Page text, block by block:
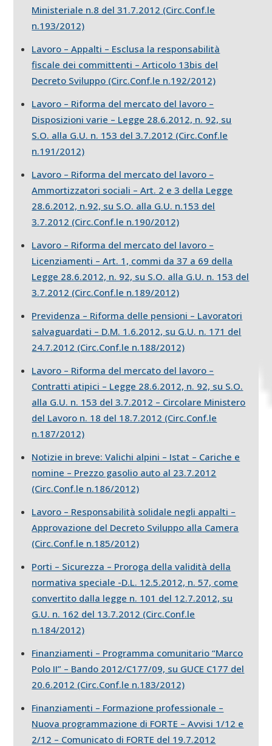
Ministeriale n.8 del 31.7.2012 (Circ.Conf.le
n.193/2012)
Lavoro – Appalti – Esclusa la responsabilità
fiscale dei committenti – Articolo 13bis del
Decreto Sviluppo (Circ.Conf.le n.192/2012)
Lavoro – Riforma del mercato del lavoro –
Disposizioni varie – Legge 28.6.2012, n. 92, su
S.O. alla G.U. n. 153 del 3.7.2012 (Circ.Conf.le
n.191/2012)
Lavoro – Riforma del mercato del lavoro –
Ammortizzatori sociali – Art. 2 e 3 della Legge
28.6.2012, n.92, su S.O. alla G.U. n.153 del
3.7.2012 (Circ.Conf.le n.190/2012)
Lavoro – Riforma del mercato del lavoro –
Licenziamenti – Art. 1, commi da 37 a 69 della
Legge 28.6.2012, n. 92, su S.O. alla G.U. n. 153 del
3.7.2012 (Circ.Conf.le n.189/2012)
Previdenza – Riforma delle pensioni – Lavoratori
salvaguardati – D.M. 1.6.2012, su G.U. n. 171 del
24.7.2012 (Circ.Conf.le n.188/2012)
Lavoro – Riforma del mercato del lavoro –
Contratti atipici – Legge 28.6.2012, n. 92, su S.O.
alla G.U. n. 153 del 3.7.2012 – Circolare Ministero
del Lavoro n. 18 del 18.7.2012 (Circ.Conf.le
n.187/2012)
Notizie in breve: Valichi alpini – Istat – Cariche e
nomine – Prezzo gasolio auto al 23.7.2012
(Circ.Conf.le n.186/2012)
Lavoro – Responsabilità solidale negli appalti –
Approvazione del Decreto Sviluppo alla Camera
(Circ.Conf.le n.185/2012)
Porti – Sicurezza – Proroga della validità della
normativa speciale -D.L. 12.5.2012, n. 57, come
convertito dalla legge n. 101 del 12.7.2012, su
G.U. n. 162 del 13.7.2012 (Circ.Conf.le
n.184/2012)
Finanziamenti – Programma comunitario “Marco
Polo II” – Bando 2012/C177/09, su GUCE C177 del
20.6.2012 (Circ.Conf.le n.183/2012)
Finanziamenti – Formazione professionale –
Nuova programmazione di FORTE – Avvisi 1/12 e
2/12 – Comunicato di FORTE del 19.7.2012